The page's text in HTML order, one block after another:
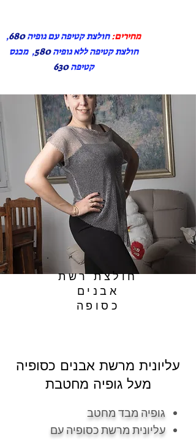
מחירים:חולצת קטיפה עם גופיה680
,
חולצת קטיפה ללא גופיה580, מכנס
קטיפה630
חולצת רשת
אבנים
כסופה
עליונית מרשת אבנים כסופיה
מעל גופיה מחטבת
גופיה מבד מחטב
עליונית מרשת כסופיה עם